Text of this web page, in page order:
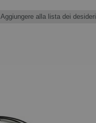
Aggiungere alla lista dei desideri